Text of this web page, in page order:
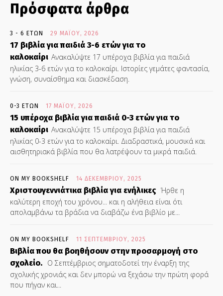
Πρόσφατα άρθρα
3 - 6 ΕΤΏΝ 29 ΜΑΪ́ΟΥ, 2026
17 βιβλία για παιδιά 3-6 ετών για το
καλοκαίρι Ανακαλύψτε 17 υπέροχα βιβλία για παιδιά
ηλικίας 3-6 ετών για το καλοκαίρι. Ιστορίες γεμάτες φαντασία,
γνώση, συναίσθημα και διασκέδαση.
0-3 ΕΤΏΝ 17 ΜΑΪ́ΟΥ, 2026
15 υπέροχα βιβλία για παιδιά 0-3 ετών για το
καλοκαίρι Ανακαλύψτε 15 υπέροχα βιβλία για παιδιά
ηλικίας 0-3 ετών για το καλοκαίρι. Διαδραστικά, μουσικά και
αισθητηριακά βιβλία που θα λατρέψουν τα μικρά παιδιά.
ON MY BOOKSHELF 14 ΔΕΚΕΜΒΡΊΟΥ, 2025
Χριστουγεννιάτικα βιβλία για ενήλικες Ήρθε η
καλύτερη εποχή του χρόνου... και η αλήθεια είναι ότι
απολαμβάνω τα βράδια να διαβάζω ένα βιβλίο με...
ON MY BOOKSHELF 11 ΣΕΠΤΕΜΒΡΊΟΥ, 2025
Βιβλία που θα βοηθήσουν στην προσαρμογή στο
σχολείο. Ο Σεπτέμβριος σηματοδοτεί την έναρξη της
σχολικής χρονιάς και δεν μπορώ να ξεχάσω την πρώτη φορά
που πήγαν και...